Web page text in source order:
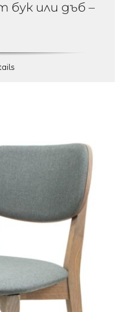
бук или дъб –